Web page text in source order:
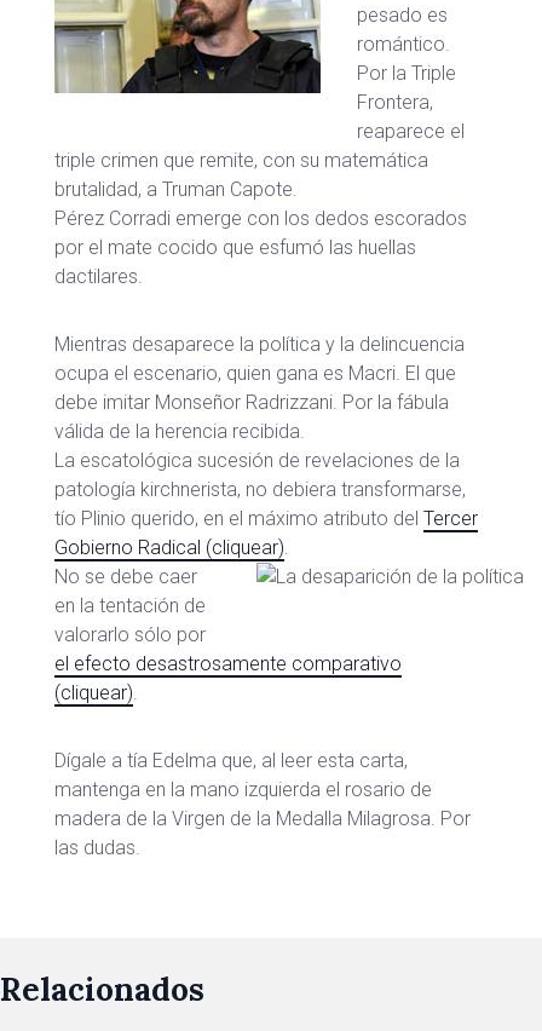
pesado es
romántico.
Por la Triple
Frontera,
reaparece el
triple crimen que remite, con su matemática
brutalidad, a Truman Capote.
Pérez Corradi emerge con los dedos escorados
por el mate cocido que esfumó las huellas
dactilares.
Mientras desaparece la política y la delincuencia
ocupa el escenario, quien gana es Macri. El que
debe imitar Monseñor Radrizzani. Por la fábula
válida de la herencia recibida.
La escatológica sucesión de revelaciones de la
patología kirchnerista, no debiera transformarse,
tío Plinio querido, en el máximo atributo del Tercer
Gobierno Radical (cliquear).
No se debe caer
en la tentación de
valorarlo sólo por
el efecto desastrosamente comparativo
(cliquear).
Dígale a tía Edelma que, al leer esta carta,
mantenga en la mano izquierda el rosario de
madera de la Virgen de la Medalla Milagrosa. Por
las dudas.
Relacionados